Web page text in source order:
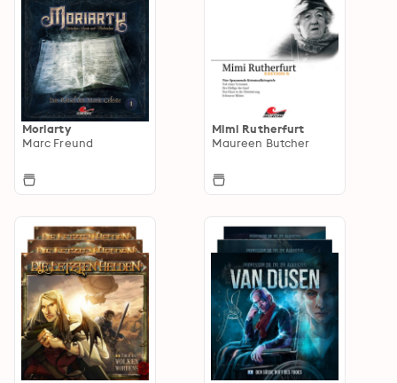
Moriarty
Marc Freund
Mimi Rutherfurt
Maureen Butcher